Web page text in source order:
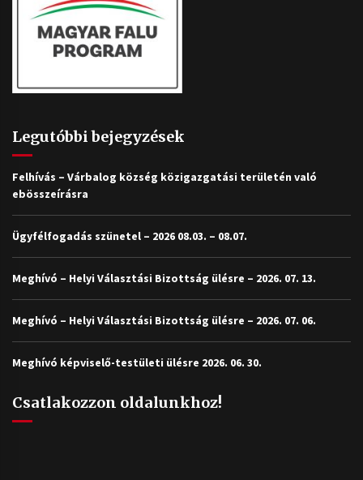
Legutóbbi bejegyzések
Felhívás – Várbalog község közigazgatási területén való
ebösszeírásra
Ügyfélfogadás szünetel – 2026 08.03. – 08.07.
Meghívó – Helyi Választási Bizottság ülésre – 2026. 07. 13.
Meghívó – Helyi Választási Bizottság ülésre – 2026. 07. 06.
Meghívó képviselő-testületi ülésre 2026. 06. 30.
Csatlakozzon oldalunkhoz!